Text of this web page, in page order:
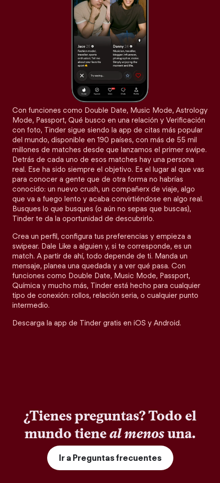
Con funciones como Double Date, Music Mode, Astrology
Mode, Passport, Qué busco en una relación y Verificación
con foto, Tinder sigue siendo la app de citas más popular
del mundo, disponible en 190 países, con más de 55 mil
millones de matches desde que lanzamos el primer swipe.
Detrás de cada uno de esos matches hay una persona
real. Ese ha sido siempre el objetivo. Es el lugar al que vas
para conocer a gente que de otra forma no habrías
conocido: un nuevo crush, un compañerx de viaje, algo
que va a fuego lento y acaba convirtiéndose en algo real.
Busques lo que busques (o aún no sepas que buscas),
Tinder te da la oportunidad de descubrirlo.
Crea un perfil, configura tus preferencias y empieza a
swipear. Dale Like a alguien y, si te corresponde, es un
match. A partir de ahí, todo depende de ti. Manda un
mensaje, planea una quedada y a ver qué pasa. Con
funciones como Double Date, Music Mode, Passport,
Química y mucho más, Tinder está hecho para cualquier
tipo de conexión: rollos, relación seria, o cualquier punto
intermedio.
Descarga la app de Tinder gratis en iOS y Android.
¿Tienes preguntas? Todo el
mundo tieneal menosuna.
Ir a Preguntas frecuentes